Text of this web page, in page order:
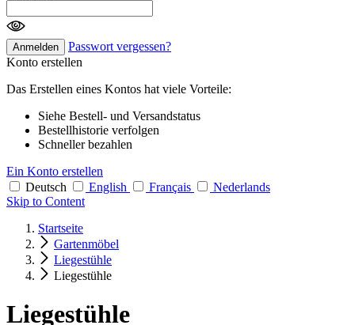
Anmelden
Passwort vergessen?
Konto erstellen
Das Erstellen eines Kontos hat viele Vorteile:
Siehe Bestell- und Versandstatus
Bestellhistorie verfolgen
Schneller bezahlen
Ein Konto erstellen
Deutsch
English Français
Nederlands
Skip to Content
Startseite
Gartenmöbel
Liegestühle
Liegestühle
Liegestühle